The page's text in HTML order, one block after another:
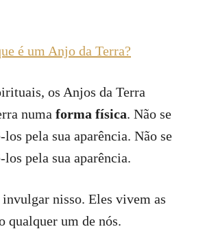
é um Anjo da Terra?
os Anjos da Terra
numa forma física. Não se
los pela sua aparência. Não se
los pela sua aparência.
invulgar nisso. Eles vivem as
qualquer um de nós.